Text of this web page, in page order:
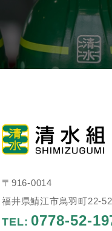
〒916-0014
福井県鯖江市鳥羽町22-52
TEL: 0778-52-